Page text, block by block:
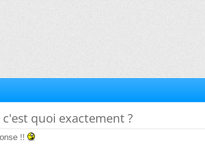
quoi exactement ?
!!